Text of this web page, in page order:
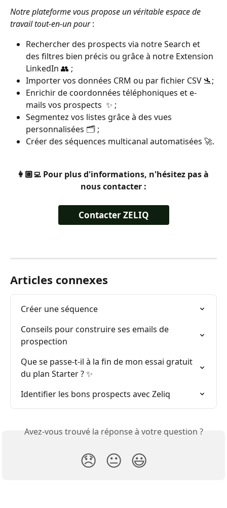
Notre plateforme vous propose un véritable espace de
travail tout-en-un pour :
Rechercher des prospects via notre Search et
des filtres bien précis ou grâce à notre Extension
LinkedIn 👥 ;
Importer vos données CRM ou par fichier CSV 🛬;
Enrichir de coordonnées téléphoniques et e-
mails vos prospects  ✨ ;
Segmentez vos listes grâce à des vues
personnalisées 🗂️ ;
Créer des séquences multicanal automatisées 🚀.
👩🏼‍💻 Pour plus d'informations, n'hésitez pas à
nous contacter :
Contacter ZELIQ
Articles connexes
Créer une séquence
Conseils pour construire ses emails de
prospection
Que se passe-t-il à la fin de mon essai gratuit
du plan Starter ? ✨
Identifier les bons prospects avec Zeliq
Avez-vous trouvé la réponse à votre question ?
😞 😐 😃